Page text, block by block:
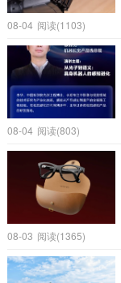
08-04 阅读(1103)
08-04 阅读(803)
08-03 阅读(1365)